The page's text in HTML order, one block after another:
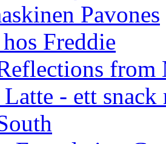
Pavones
Freddie
from
- ett